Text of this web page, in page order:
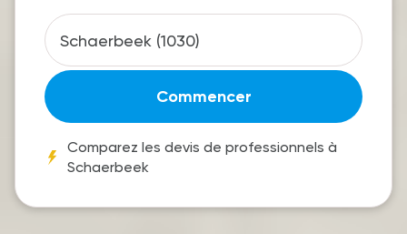
Commencer
Comparez les devis de professionnels à
Schaerbeek